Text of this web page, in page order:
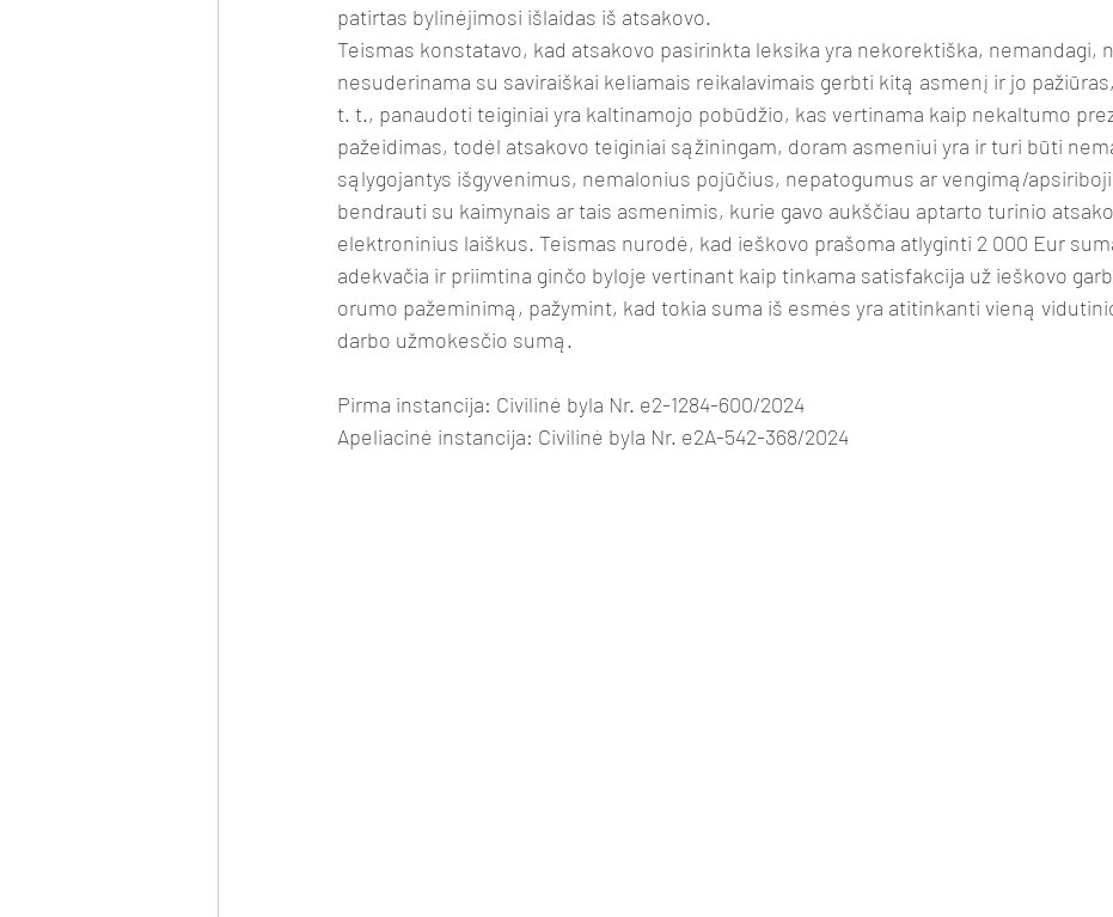
patirtas bylinėjimosi išlaidas iš atsakovo.
Teismas konstatavo, kad atsakovo pasirinkta leksika yra nekorektiška, nemandagi,
nesuderinama su saviraiškai keliamais reikalavimais gerbti kitą asmenį ir jo
t. t., panaudoti teiginiai yra kaltinamojo pobūdžio, kas vertinama kaip nekaltumo
pažeidimas, todėl atsakovo teiginiai sąžiningam, doram asmeniui yra ir turi būti
sąlygojantys išgyvenimus, nemalonius pojūčius, nepatogumus ar vengimą/
bendrauti su kaimynais ar tais asmenimis, kurie gavo aukščiau aptarto turinio
elektroninius laiškus. Teismas nurodė, kad ieškovo prašoma atlyginti 2 000 Eur
adekvačia ir priimtina ginčo byloje vertinant kaip tinkama satisfakcija už ieškovo
orumo pažeminimą, pažymint, kad tokia suma iš esmės yra atitinkanti vieną
darbo užmokesčio sumą.
Pirma instancija: Civilinė byla Nr. e2-1284-600/2024
Apeliacinė instancija: Civilinė byla Nr. e2A-542-368/2024